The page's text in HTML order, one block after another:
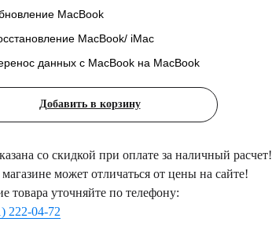
MacBook
MacBook/ iMac
данных с MacBook на MacBook
Добавить в корзину
со скидкой при оплате за наличный расчет!
может отличаться от цены на сайте!
товара уточняйте по телефону:
222-04-72